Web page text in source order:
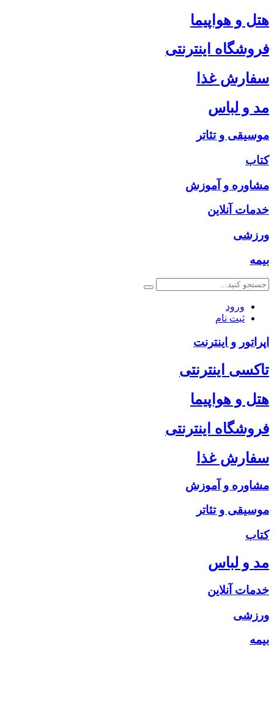
هتل و هواپیما
فروشگاه اینترنتی
سفارش غذا
مد و لباس
موسیقی و تئاتر
کتاب
مشاوره و آموزش
خدمات آنلاین
ورزشی
بیمه
ورود
ثبت نام
اپراتور و اینترنت
تاکسی اینترنتی
هتل و هواپیما
فروشگاه اینترنتی
سفارش غذا
مشاوره و آموزش
موسیقی و تئاتر
کتاب
مد و لباس
خدمات آنلاین
ورزشی
بیمه